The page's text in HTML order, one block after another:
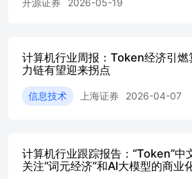
在快速增长。OpenRouter数据显
天场景，Agent系统需要长上下
ToolCalling、联网搜索以及持续
味着，未来Token需求增长不仅
不足5T提升至30T以上，呈现明
与Token消耗的模型数量持续增
开源证券 2026-05-19
计算机行业周报：Token经济引燃
力链有望迎来拐点
信息技术 上海证券 2026-04-07
计算机行业跟踪报告：“Token”中
关注“词元经济”和AI大模型的商业